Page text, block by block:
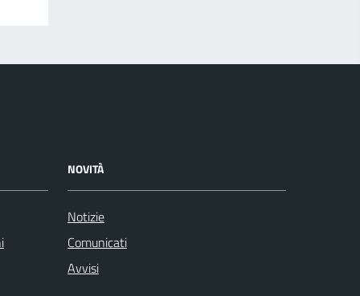
NOVITÀ
Notizie
Comunicati
Avvisi